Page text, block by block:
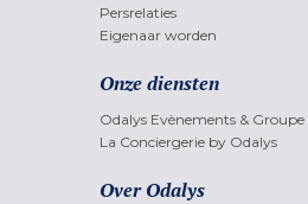
Persrelaties
Eigenaar worden
Onze diensten
Odalys Evènements & Groupe
La Conciergerie by Odalys
Over Odalys